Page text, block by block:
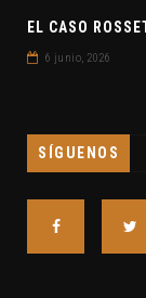
6 junio, 2026
SÍGUENOS